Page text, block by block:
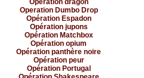
Opération dragon
Operation Dumbo Drop
Opération Espadon
Opération jupons
Opération Matchbox
Opération opium
Opération panthère noire
Opération peur
Opération Portugal